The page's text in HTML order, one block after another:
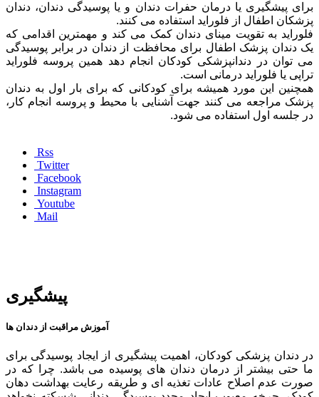
برای پیشگیری یا درمان حفرات دندان و یا پوسیدگی دندان، دندان
پزشکان اطفال از فلوراید استفاده می کنند.
فلوراید به تقویت مینای دندان کمک می کند و مهمترین اقدامی که
یک دندان پزشک اطفال برای محافظت از دندان در برابر پوسیدگی
می توان در دندانپزشکی کودکان انجام دهد همین پروسه فلوراید
تراپی یا فلوراید درمانی است.
همچنین این مورد همیشه برای کودکانی که برای بار اول به دندان
پزشک مراجعه می کنند جهت آشنایی با محیط و پروسه انجام کار،
در جلسه اول استفاده می شود.
Rss
Twitter
Facebook
Instagram
Youtube
Mail
پیشگیری
آموزش مراقبت از دندان ها
در دندان پزشکی کودکان، اهمیت پیشگیری از ایجاد پوسیدگی برای
ما حتی بیشتر از درمان دندان های پوسیده می باشد. چرا که در
صورت عدم اصلاح عادات تغذیه ای و طریقه رعایت بهداشت دهان